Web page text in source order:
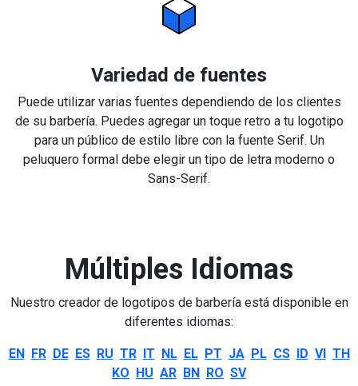
Variedad de fuentes
Puede utilizar varias fuentes dependiendo de los clientes
de su barbería. Puedes agregar un toque retro a tu logotipo
para un público de estilo libre con la fuente Serif. Un
peluquero formal debe elegir un tipo de letra moderno o
Sans-Serif.
Múltiples Idiomas
Nuestro creador de logotipos de barbería está disponible en
diferentes idiomas:
EN FR DE ES RU TR IT NL EL PT JA PL CS ID VI TH
KO HU AR BN RO SV